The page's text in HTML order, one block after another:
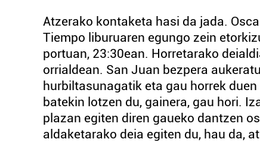
Atzerako kontaketa hasi da jada.
Tiempo liburuaren egungo zein
portuan, 23:30ean. Horretarako
orrialdean. San Juan bezpera
hurbiltasunagatik eta gau horrek
batekin lotzen du, gainera, gau hori.
plazan egiten diren gaueko dantzen
aldaketarako deia egiten du, hau da,